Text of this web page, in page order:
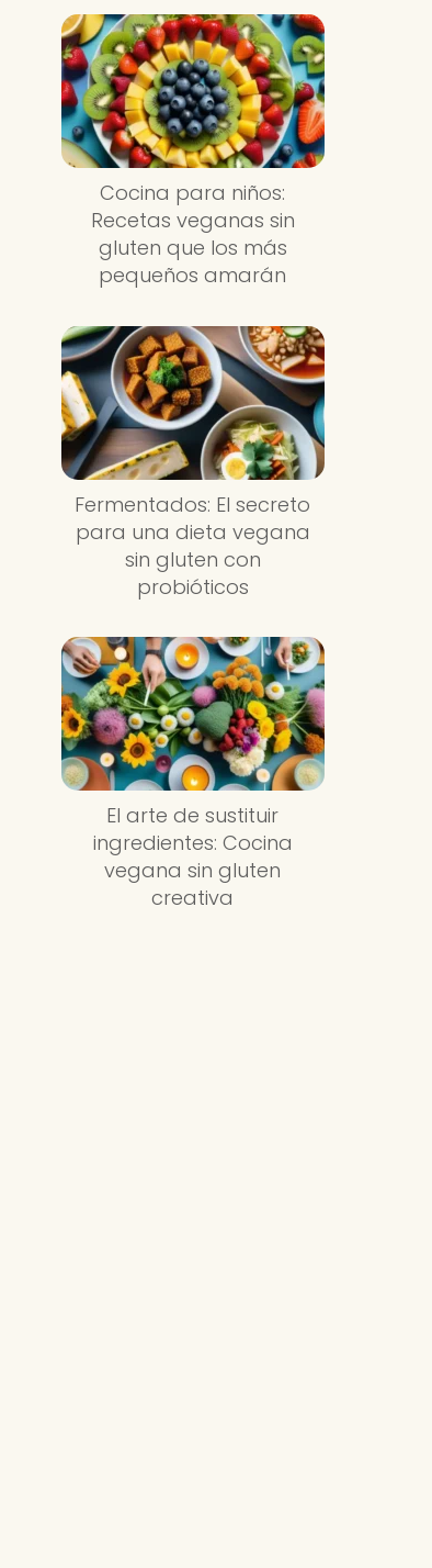
Cocina para niños:
Recetas veganas sin
gluten que los más
pequeños amarán
Fermentados: El secreto
para una dieta vegana
sin gluten con
probióticos
El arte de sustituir
ingredientes: Cocina
vegana sin gluten
creativa